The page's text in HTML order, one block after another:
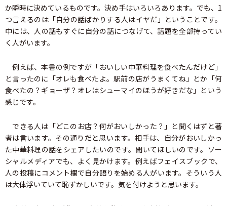
か瞬時に決めているものです。決め手はいろいろあります。でも、1
つ言えるのは「自分の話ばかりする人はイヤだ」ということです。
中には、人の話もすぐに自分の話につなげて、話題を全部持ってい
く人がいます。
例えば、本書の例ですが「おいしい中華料理を食べたんだけど」
と言ったのに「オレも食べたよ。駅前の店がうまくてね」とか「何
食べたの？ギョーザ？オレはシューマイのほうが好きだな」という
感じです。
できる人は「どこのお店？何がおいしかった？」と聞くはずと著
者は言います。その通りだと思います。相手は、自分がおいしかっ
た中華料理の話をシェアしたいのです。聞いてほしいのです。ソー
シャルメディアでも、よく見かけます。例えばフェイスブックで、
人の投稿にコメント欄で自分語りを始める人がいます。そういう人
は大体浮いていて恥ずかしいです。気を付けようと思います。